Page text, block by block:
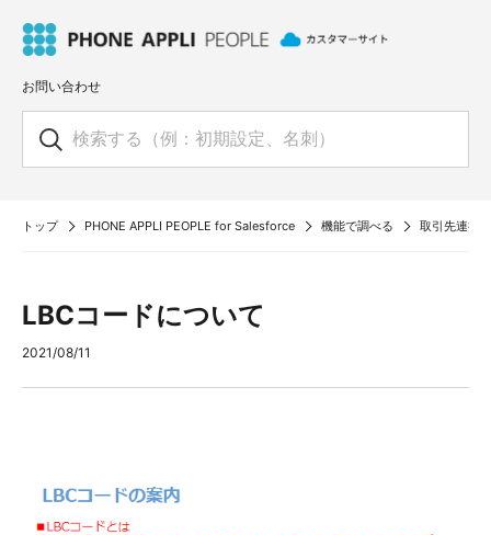
お問い合わせ
トップ PHONE APPLI PEOPLE for Salesforce 機能で調べる 取引先連携
LBCコードについて
2021/08/11